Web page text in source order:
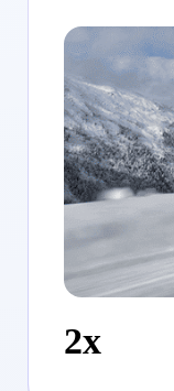
jamais
2x